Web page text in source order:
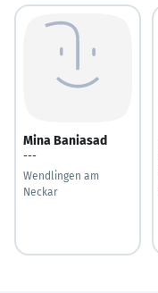
Mina Baniasad
---
Wendlingen am
Neckar